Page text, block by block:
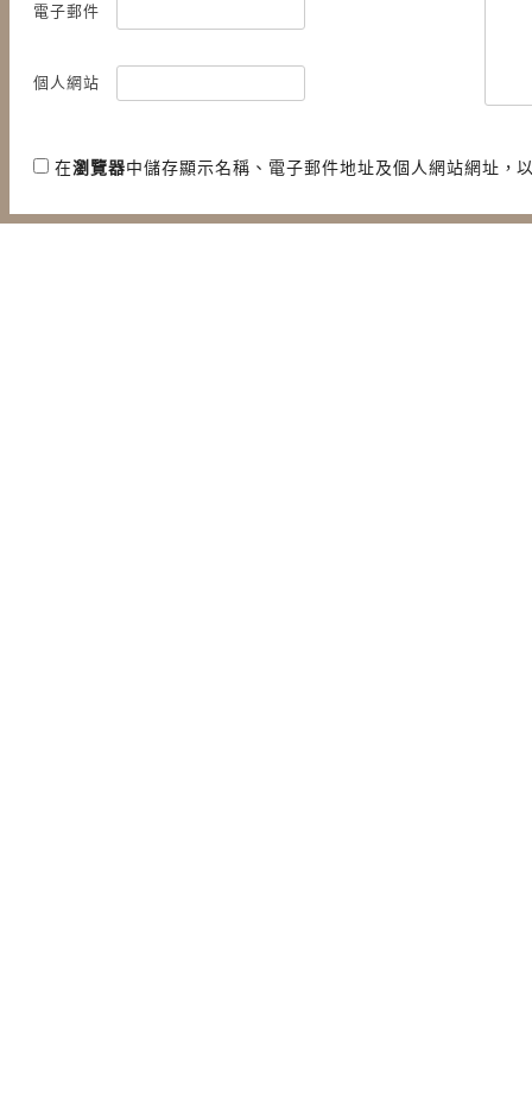
電子郵件
個人網站
在瀏覽器中儲存顯示名稱、電子郵件地址及個人網站網址，